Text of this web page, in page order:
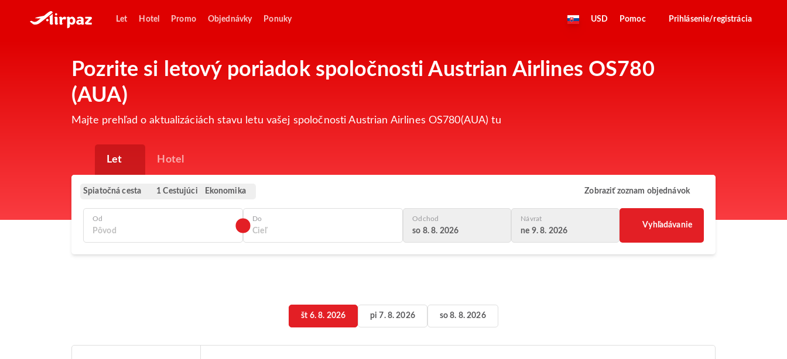
Let Hotel Promo Objednávky Ponuky USD Pomoc Prihlásenie/registrácia
Pozrite si letový poriadok spoločnosti Austrian Airlines OS780
(AUA)
Majte prehľad o aktualizáciách stavu letu vašej spoločnosti Austrian Airlines OS780(AUA) tu
Let Hotel
Spiatočná cesta 1 Cestujúci Ekonomika Zobraziť zoznam objednávok
Od Do Odchod
so 8. 8. 2026
Návrat
ne 9. 8. 2026
Vyhľadávanie
št 6. 8. 2026 pi 7. 8. 2026 so 8. 8. 2026